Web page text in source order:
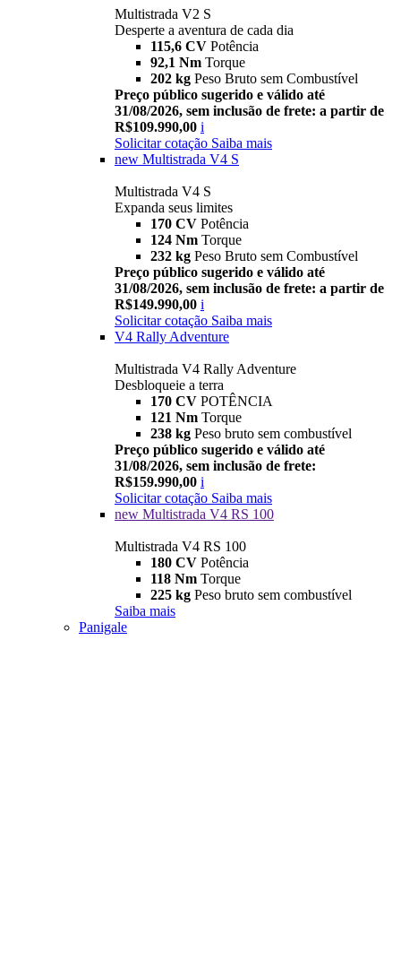
Multistrada V2 S
Desperte a aventura de cada dia
115,6 CV Potência
92,1 Nm Torque
202 kg Peso Bruto sem Combustível
Preço público sugerido e válido até
31/08/2026, sem inclusão de frete: a partir de
R$109.990,00 i
Solicitar cotação Saiba mais
new Multistrada V4 S
Multistrada V4 S
Expanda seus limites
170 CV Potência
124 Nm Torque
232 kg Peso Bruto sem Combustível
Preço público sugerido e válido até
31/08/2026, sem inclusão de frete: a partir de
R$149.990,00 i
Solicitar cotação Saiba mais
V4 Rally Adventure
Multistrada V4 Rally Adventure
Desbloqueie a terra
170 CV POTÊNCIA
121 Nm Torque
238 kg Peso bruto sem combustível
Preço público sugerido e válido até
31/08/2026, sem inclusão de frete:
R$159.990,00 i
Solicitar cotação Saiba mais
new Multistrada V4 RS 100
Multistrada V4 RS 100
180 CV Potência
118 Nm Torque
225 kg Peso bruto sem combustível
Saiba mais
Panigale